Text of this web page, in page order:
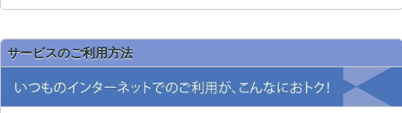
サービスのご利用方法